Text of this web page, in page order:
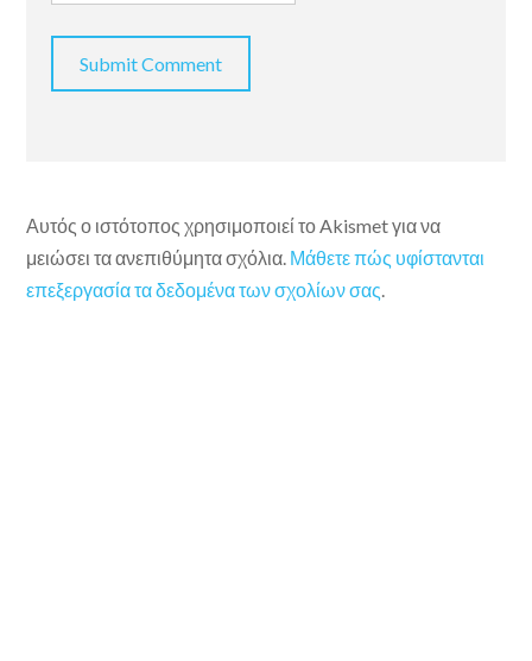
Αυτός ο ιστότοπος χρησιμοποιεί το Akismet για να
μειώσει τα ανεπιθύμητα σχόλια. Μάθετε πώς υφίστανται
επεξεργασία τα δεδομένα των σχολίων σας.